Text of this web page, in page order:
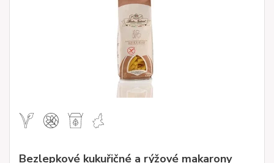
Bezlepkové kukuřičné a rýžové makarony